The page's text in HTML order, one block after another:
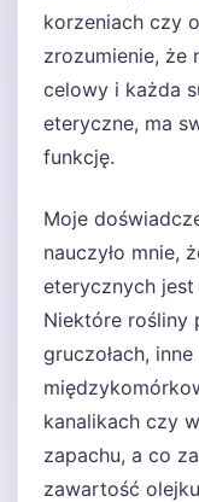
korzeniach czy
zrozumienie, że
celowy i każda
eteryczne, ma
funkcję.
Moje
nauczyło mnie,
eterycznych
Niektóre rośliny
gruczołach,
kanalikach czy
zapachu, a co
zawartość